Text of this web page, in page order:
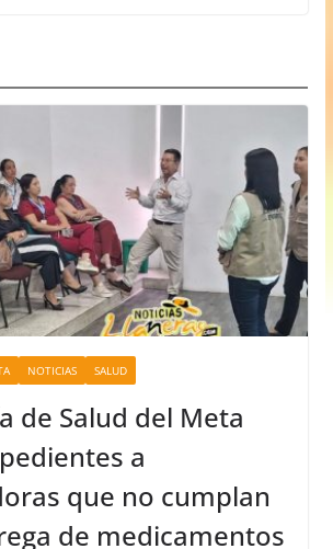
NOTICIAS SALUD
de Salud del Meta
a
que no cumplan
de medicamentos